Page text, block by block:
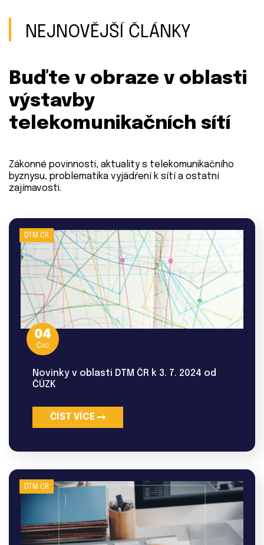
NEJNOVĚJŠÍ ČLÁNKY
Buďte v obraze v oblasti
výstavby
telekomunikačních sítí
Zákonné povinnosti, aktuality s telekomunikačního
byznysu, problematika vyjádření k sítí a ostatní
zajímavosti.
04
Čvc
DTM ČR
Novinky v oblasti DTM ČR k 3. 7. 2024 od
ČÚZK
ČÍST VÍCE
DTM ČR